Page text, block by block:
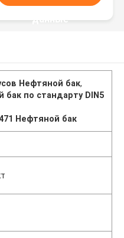
данные
Нефтяной бак,
бак по стандарту DIN5
Нефтяной бак